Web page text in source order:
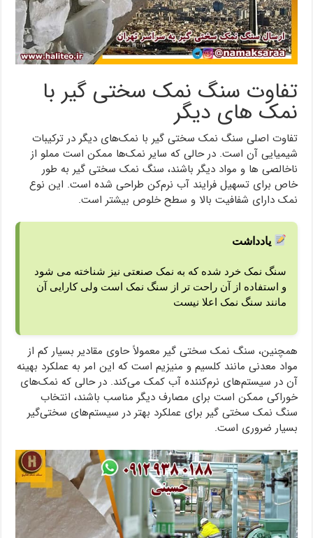
تفاوت سنگ نمک سختی گیر با
نمک های دیگر
تفاوت اصلی سنگ نمک سختی گیر با نمک‌های دیگر در ترکیبات
شیمیایی آن است. در حالی که سایر نمک‌ها ممکن است مملو از
ناخالصی‌ ها و مواد دیگر باشند، سنگ نمک سختی گیر به طور
خاص برای تسهیل فرایند آب نرم‌کن طراحی شده است. این نوع
نمک دارای شفافیت بالا و سطح خلوص بیشتر است.
یادداشت
سنگ نمک خرد شده که به نمک صنعتی نیز شناخته می شود
و استفاده از آن راحت تر از سنگ نمک است ولی کارایی آن
مانند سنگ نمک اعلا نیست
همچنین، سنگ نمک سختی گیر معمولاً حاوی مقادیر بسیار کم از
مواد معدنی مانند کلسیم و منیزیم است که این امر به عملکرد بهینه
آن در سیستم‌های نرم‌کننده آب کمک می‌کند. در حالی که نمک‌های
خوراکی ممکن است برای مصارف دیگر مناسب باشند، انتخاب
سنگ نمک سختی گیر برای عملکرد بهتر در سیستم‌های سختی‌گیر
بسیار ضروری است.